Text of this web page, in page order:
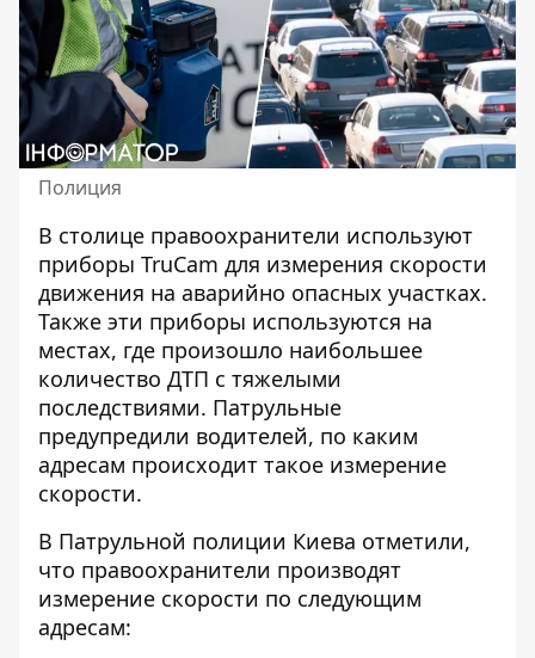
Полиция
В столице правоохранители используют
приборы TruСam для измерения скорости
движения на аварийно опасных участках.
Также эти приборы используются на
местах, где произошло наибольшее
количество ДТП с тяжелыми
последствиями. Патрульные
предупредили водителей, по каким
адресам происходит такое измерение
скорости.
В Патрульной полиции Киева отметили,
что правоохранители производят
измерение скорости по следующим
адресам: